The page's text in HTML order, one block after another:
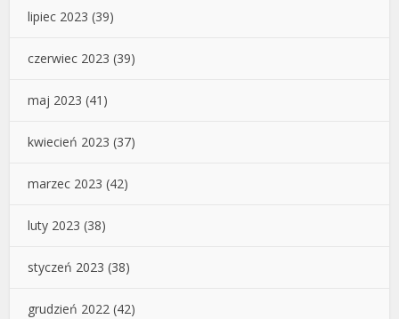
lipiec 2023 (39)
czerwiec 2023 (39)
maj 2023 (41)
kwiecień 2023 (37)
marzec 2023 (42)
luty 2023 (38)
styczeń 2023 (38)
grudzień 2022 (42)